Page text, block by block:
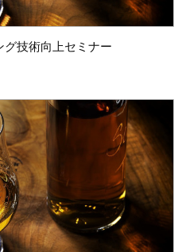
技術向上セミナー